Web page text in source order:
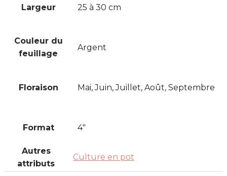
Largeur 25 à 30 cm
Couleur du
feuillage
Argent
Floraison Mai, Juin, Juillet, Août, Septembre
Format 4"
Autres
attributs
Culture en pot